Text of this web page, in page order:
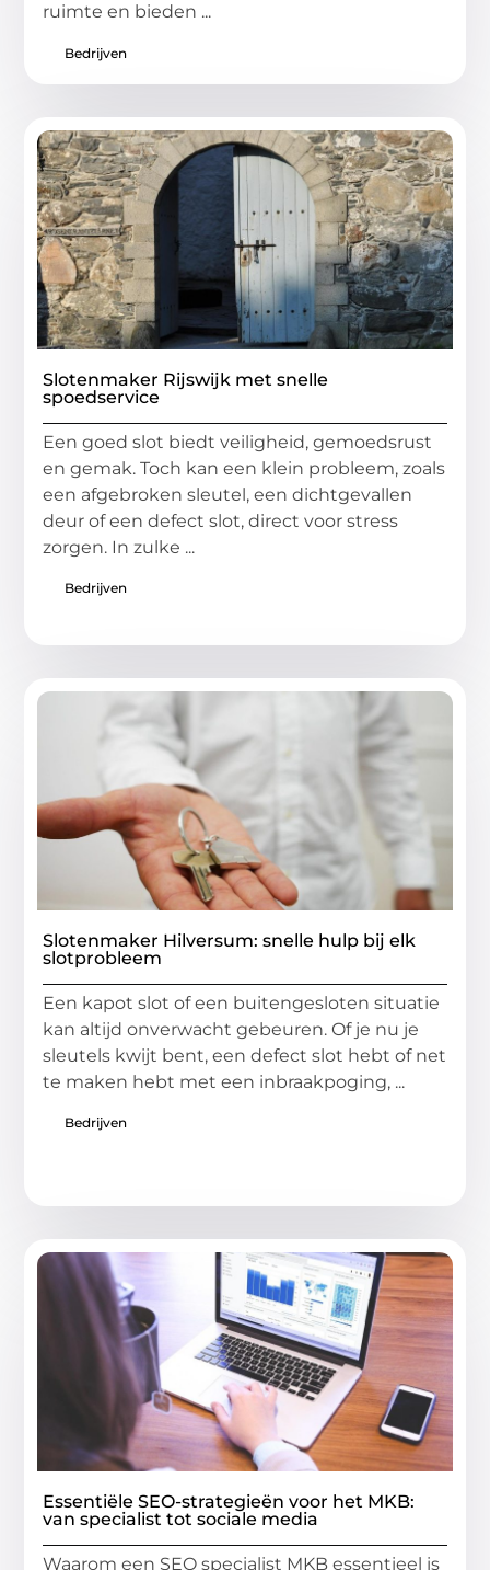
ruimte en bieden ...
Bedrijven
Slotenmaker Rijswijk met snelle
spoedservice
Een goed slot biedt veiligheid, gemoedsrust
en gemak. Toch kan een klein probleem, zoals
een afgebroken sleutel, een dichtgevallen
deur of een defect slot, direct voor stress
zorgen. In zulke ...
Bedrijven
Slotenmaker Hilversum: snelle hulp bij elk
slotprobleem
Een kapot slot of een buitengesloten situatie
kan altijd onverwacht gebeuren. Of je nu je
sleutels kwijt bent, een defect slot hebt of net
te maken hebt met een inbraakpoging, ...
Bedrijven
Essentiële SEO-strategieën voor het MKB:
van specialist tot sociale media
Waarom een SEO specialist MKB essentieel is